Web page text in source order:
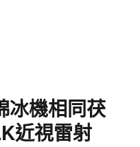
冰機相同茯
近視雷射